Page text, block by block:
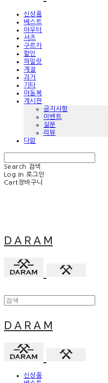
신상품
베스트
아우터
셔츠
구르카
할인
파일럿
계절
과거
기타
아동복
게시판
공지사항
이벤트
질문
리뷰
다람
Search
검색
Log In 로그인
Cart장바구니
D A R A M
D A R A M
신상품